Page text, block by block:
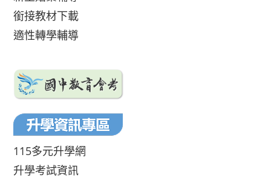
銜接教材下載
適性轉學輔導
115多元升學網
升學考試資訊